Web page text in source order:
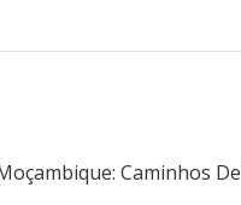
Caminhos